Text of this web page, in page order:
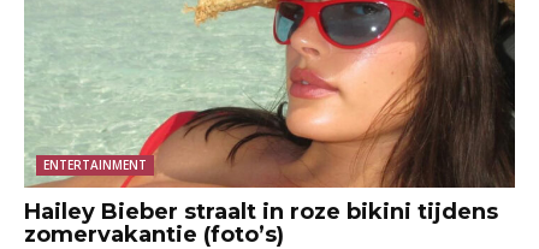
ENTERTAINMENT
Hailey Bieber straalt in roze bikini tijdens
zomervakantie (foto’s)